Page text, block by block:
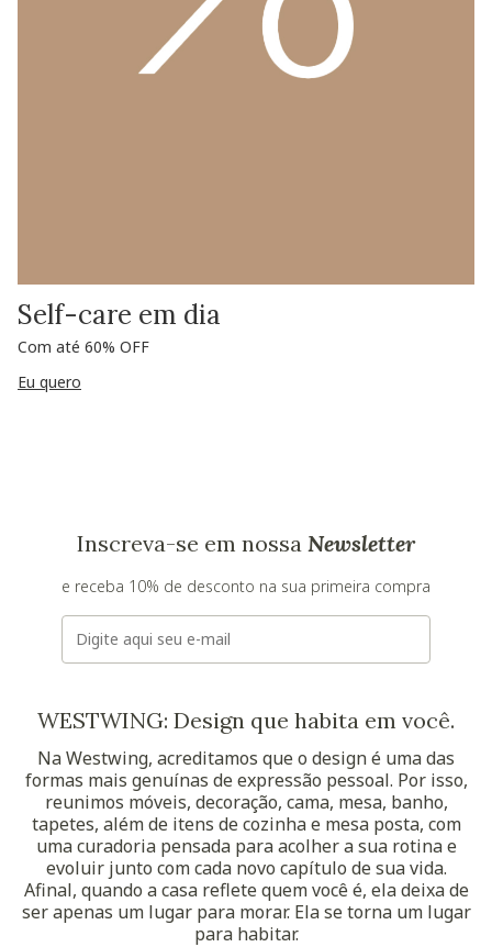
Self-care em dia
Com até 60% OFF
Eu quero
Inscreva-se em nossa Newsletter
e receba 10% de desconto na sua primeira compra
E-mail
WESTWING: Design que habita em você.
Na Westwing, acreditamos que o design é uma das
formas mais genuínas de expressão pessoal. Por isso,
reunimos móveis, decoração, cama, mesa, banho,
tapetes, além de itens de cozinha e mesa posta, com
uma curadoria pensada para acolher a sua rotina e
evoluir junto com cada novo capítulo de sua vida.
Afinal, quando a casa reflete quem você é, ela deixa de
ser apenas um lugar para morar. Ela se torna um lugar
para habitar.